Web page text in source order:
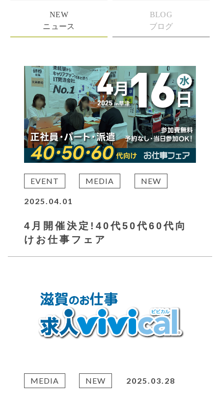
NEW
ニュース
BLOG
ブログ
EVENT MEDIA NEW
2025.04.01
4月開催決定!40代50代60代向
けお仕事フェア
MEDIA NEW 2025.03.28